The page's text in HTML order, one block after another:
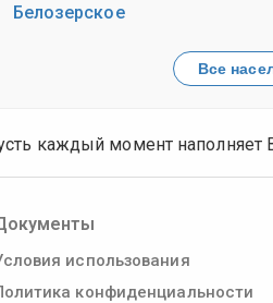
Белозерское
Все
каждый момент наполняет
использования
конфиденциальности